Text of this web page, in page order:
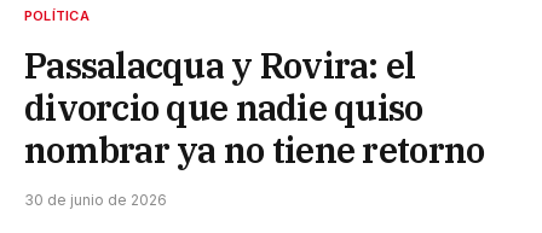
POLÍTICA
Passalacqua y Rovira: el
divorcio que nadie quiso
nombrar ya no tiene retorno
30 de junio de 2026